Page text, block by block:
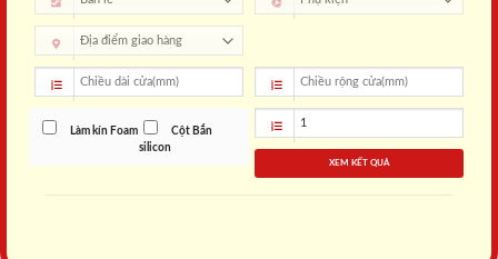
Làm kín Foam
Cột Bắn
silicon
XEM KẾT QUẢ